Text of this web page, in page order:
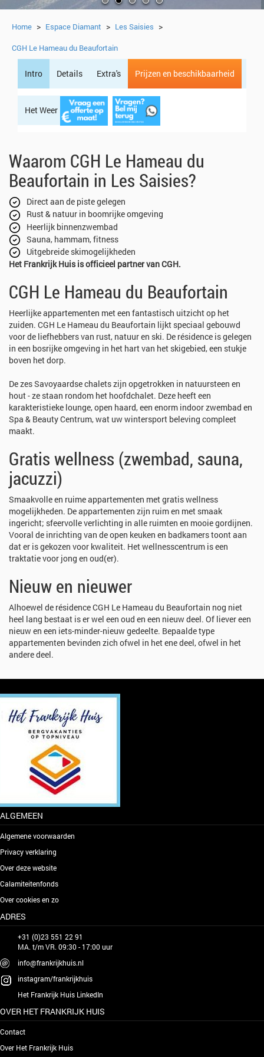
Home > Espace Diamant > Les Saisies >
CGH Le Hameau du Beaufortain
Intro Details Extra's Prijzen en beschikbaarheid
Het Weer Regio
Waarom CGH Le Hameau du
Beaufortain in Les Saisies?
Direct aan de piste gelegen
Rust & natuur in boomrijke omgeving
Heerlijk binnenzwembad
Sauna, hammam, fitness
Uitgebreide skimogelijkheden
Het Frankrijk Huis is officieel partner van CGH.
CGH Le Hameau du Beaufortain
Heerlijke appartementen met een fantastisch uitzicht op het
zuiden. CGH Le Hameau du Beaufortain lijkt speciaal gebouwd
voor de liefhebbers van rust, natuur en ski. De résidence is gelegen
in een bosrijke omgeving in het hart van het skigebied, een stukje
boven het dorp.
De zes Savoyaardse chalets zijn opgetrokken in natuursteen en
hout - ze staan rondom het hoofdchalet. Deze heeft een
karakteristieke lounge, open haard, een enorm indoor zwembad en
Spa & Beauty Centrum, wat uw wintersport beleving compleet
maakt.
Gratis wellness (zwembad, sauna,
jacuzzi)
Smaakvolle en ruime appartementen met gratis wellness
mogelijkheden. De appartementen zijn ruim en met smaak
ingericht; sfeervolle verlichting in alle ruimten en mooie gordijnen.
Vooral de inrichting van de open keuken en badkamers toont aan
dat er is gekozen voor kwaliteit. Het wellnesscentrum is een
traktatie voor jong en oud(er).
Nieuw en nieuwer
Alhoewel de résidence CGH Le Hameau du Beaufortain nog niet
heel lang bestaat is er wel een oud en een nieuw deel. Of liever een
nieuw en een iets-minder-nieuw gedeelte. Bepaalde type
appartementen bevinden zich ofwel in het ene deel, ofwel in het
andere deel.
ALGEMEEN
Algemene voorwaarden
Privacy verklaring
Over deze website
Calamiteitenfonds
Over cookies en zo
ADRES
+31 (0)23 551 22 91
MA. t/m VR. 09:30 - 17:00 uur
info@frankrijkhuis.nl
instagram/frankrijkhuis
Het Frankrijk Huis LinkedIn
OVER HET FRANKRIJK HUIS
Contact
Over Het Frankrijk Huis